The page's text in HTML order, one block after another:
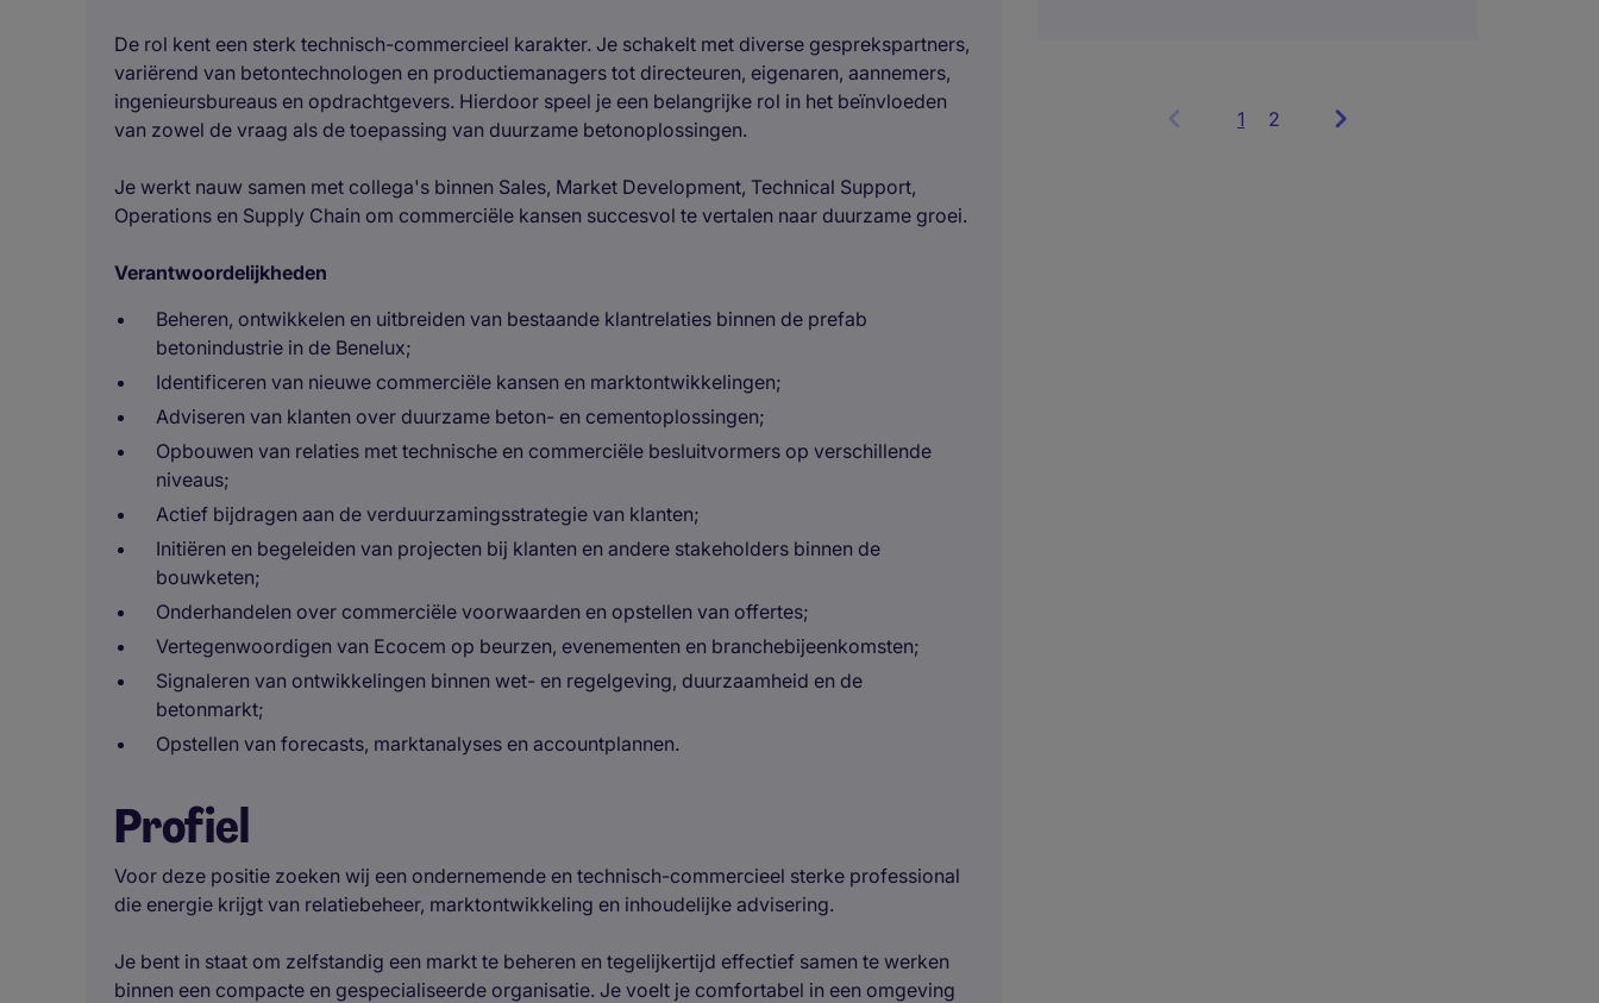
De rol kent een sterk technisch-commercieel karakter. Je schakelt met diverse gesprekspartners,
variërend van betontechnologen en productiemanagers tot directeuren, eigenaren, aannemers,
ingenieursbureaus en opdrachtgevers. Hierdoor speel je een belangrijke rol in het beïnvloeden
van zowel de vraag als de toepassing van duurzame betonoplossingen.
Je werkt nauw samen met collega's binnen Sales, Market Development, Technical Support,
Operations en Supply Chain om commerciële kansen succesvol te vertalen naar duurzame groei.
Verantwoordelijkheden
Beheren, ontwikkelen en uitbreiden van bestaande klantrelaties binnen de prefab
betonindustrie in de Benelux;
Identificeren van nieuwe commerciële kansen en marktontwikkelingen;
Adviseren van klanten over duurzame beton- en cementoplossingen;
Opbouwen van relaties met technische en commerciële besluitvormers op verschillende
niveaus;
Actief bijdragen aan de verduurzamingsstrategie van klanten;
Initiëren en begeleiden van projecten bij klanten en andere stakeholders binnen de
bouwketen;
Onderhandelen over commerciële voorwaarden en opstellen van offertes;
Vertegenwoordigen van Ecocem op beurzen, evenementen en branchebijeenkomsten;
Signaleren van ontwikkelingen binnen wet- en regelgeving, duurzaamheid en de
betonmarkt;
Opstellen van forecasts, marktanalyses en accountplannen.
Profiel
Voor deze positie zoeken wij een ondernemende en technisch-commercieel sterke professional
die energie krijgt van relatiebeheer, marktontwikkeling en inhoudelijke advisering.
Je bent in staat om zelfstandig een markt te beheren en tegelijkertijd effectief samen te werken
binnen een compacte en gespecialiseerde organisatie. Je voelt je comfortabel in een omgeving
1 Showing
2